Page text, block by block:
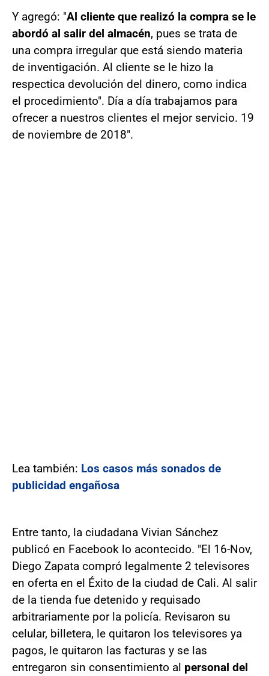
Y agregó: "Al cliente que realizó la compra se le
abordó al salir del almacén, pues se trata de
una compra irregular que está siendo materia
de inventigación. Al cliente se le hizo la
respectica devolución del dinero, como indica
el procedimiento". Día a día trabajamos para
ofrecer a nuestros clientes el mejor servicio. 19
de noviembre de 2018".
Lea también: Los casos más sonados de
publicidad engañosa
Entre tanto, la ciudadana Vivian Sánchez
publicó en Facebook lo acontecido. "El 16-Nov,
Diego Zapata compró legalmente 2 televisores
en oferta en el Éxito de la ciudad de Cali. Al salir
de la tienda fue detenido y requisado
arbitrariamente por la policía. Revisaron su
celular, billetera, le quitaron los televisores ya
pagos, le quitaron las facturas y se las
entregaron sin consentimiento al personal del